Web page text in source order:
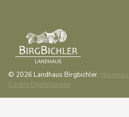
© 2026 Landhaus Birgbichler.
Cookie Einstellungen